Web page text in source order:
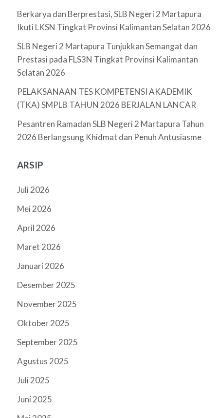
Berkarya dan Berprestasi, SLB Negeri 2 Martapura
Ikuti LKSN Tingkat Provinsi Kalimantan Selatan 2026
SLB Negeri 2 Martapura Tunjukkan Semangat dan
Prestasi pada FLS3N Tingkat Provinsi Kalimantan
Selatan 2026
PELAKSANAAN TES KOMPETENSI AKADEMIK
(TKA) SMPLB TAHUN 2026 BERJALAN LANCAR
Pesantren Ramadan SLB Negeri 2 Martapura Tahun
2026 Berlangsung Khidmat dan Penuh Antusiasme
ARSIP
Juli 2026
Mei 2026
April 2026
Maret 2026
Januari 2026
Desember 2025
November 2025
Oktober 2025
September 2025
Agustus 2025
Juli 2025
Juni 2025